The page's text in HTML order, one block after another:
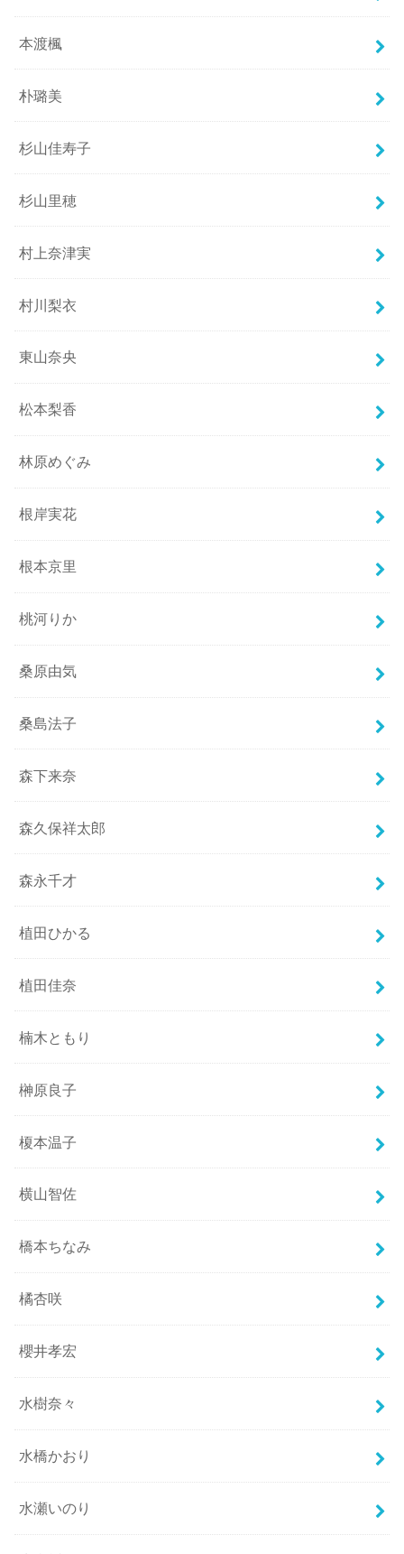
本渡楓
朴璐美
杉山佳寿子
杉山里穂
村上奈津実
村川梨衣
東山奈央
松本梨香
林原めぐみ
根岸実花
根本京里
桃河りか
桑原由気
桑島法子
森下来奈
森久保祥太郎
森永千才
植田ひかる
植田佳奈
楠木ともり
榊原良子
榎本温子
横山智佐
橋本ちなみ
橘杏咲
櫻井孝宏
水樹奈々
水橋かおり
水瀬いのり